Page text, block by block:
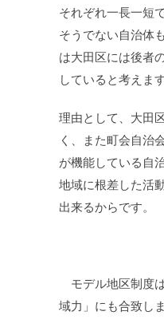
それぞれ一長一短
そうでない自治体
は大田区には後者
していると考えます
理由として、大田
く、また町会自治
が機能している自
地域に根差した活
出来るからです。
モデル地区制度
域力」にも合致しま